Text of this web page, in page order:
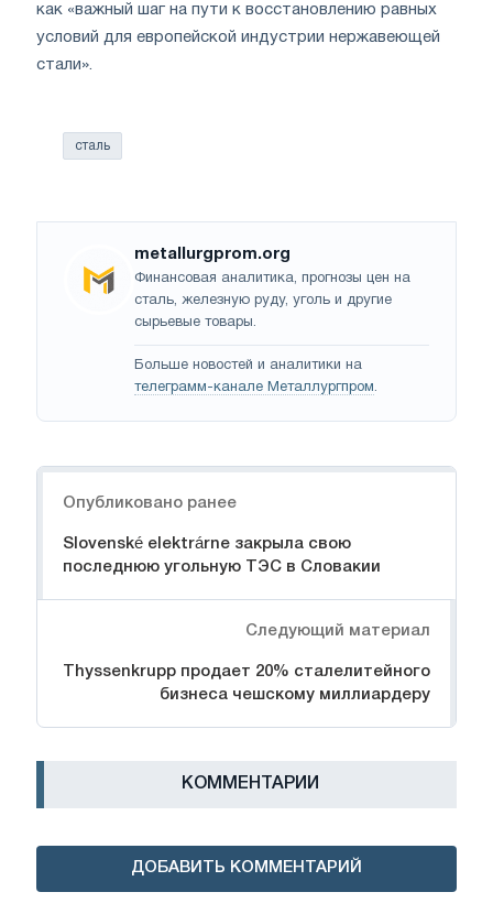
как «важный шаг на пути к восстановлению равных
условий для европейской индустрии нержавеющей
стали».
сталь
metallurgprom.org
Финансовая аналитика, прогнозы цен на
сталь, железную руду, уголь и другие
сырьевые товары.
Больше новостей и аналитики на
телеграмм-канале Металлургпром.
Опубликовано ранее
Slovenské elektrárne закрыла свою
последнюю угольную ТЭС в Словакии
Следующий материал
Thyssenkrupp продает 20% сталелитейного
бизнеса чешскому миллиардеру
КОММЕНТАРИИ
ДОБАВИТЬ КОММЕНТАРИЙ